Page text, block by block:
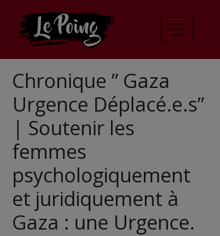
Chronique ” Gaza
Urgence Déplacé.e.s”
| Soutenir les
femmes
psychologiquement
et juridiquement à
Gaza : une Urgence.